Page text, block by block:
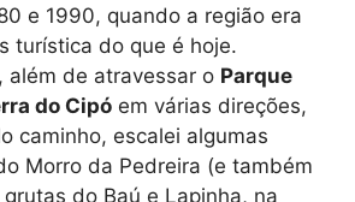
e 1990, quando a região era
turística do que é hoje.
além de atravessar o Parque
do Cipó em várias direções,
caminho, escalei algumas
Morro da Pedreira (e também
do Baú e Lapinha, na